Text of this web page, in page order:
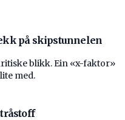
på skipstunnelen
blikk. Ein «x-faktor»
med.